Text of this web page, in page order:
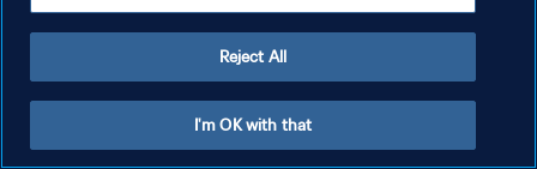
Reject All
I'm OK with that